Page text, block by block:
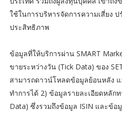
ใช้ในการบริหารจัดการความเสี่ยง
ประสิทธิภาพ
ข้อมูลที่ให้บริการผ่าน SMART
ขายระหว่างวัน (Tick Data) ของ
สามารถดาวน์โหลดข้อมูลย้อนหลัง
ทำการได้ 2) ข้อมูลรายละเอียดหลัก
Data) ซึ่งรวมถึงข้อมูล ISIN และข้